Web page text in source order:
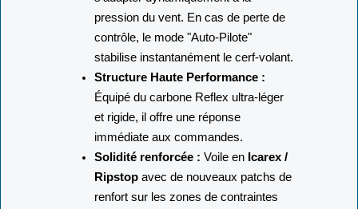
pression du vent. En cas de perte de
contrôle, le mode "Auto-Pilote"
stabilise instantanément le cerf-volant.
Structure Haute Performance :
Équipé du carbone Reflex ultra-léger
et rigide, il offre une réponse
immédiate aux commandes.
Solidité renforcée : Voile en Icarex /
Ripstopavec de nouveaux patchs de
renfort sur les zones de contraintes